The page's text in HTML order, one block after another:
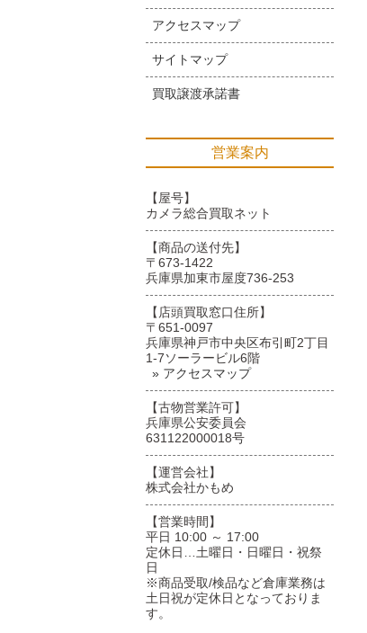
アクセスマップ
サイトマップ
買取譲渡承諾書
営業案内
【屋号】
カメラ総合買取ネット
【商品の送付先】
〒673-1422
兵庫県加東市屋度736-253
【店頭買取窓口住所】
〒651-0097
兵庫県神戸市中央区布引町2丁目
1-7ソーラービル6階
» アクセスマップ
【古物営業許可】
兵庫県公安委員会
631122000018号
【運営会社】
株式会社かもめ
【営業時間】
平日 10:00 ～ 17:00
定休日…土曜日・日曜日・祝祭
日
※商品受取/検品など倉庫業務は
土日祝が定休日となっておりま
す。